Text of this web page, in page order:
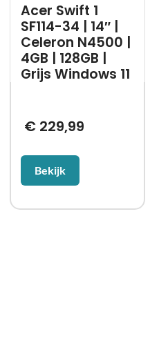
Acer Swift 1
SF114-34 | 14″ |
Celeron N4500 |
4GB | 128GB |
Grijs Windows 11
€ 229,99
Bekijk